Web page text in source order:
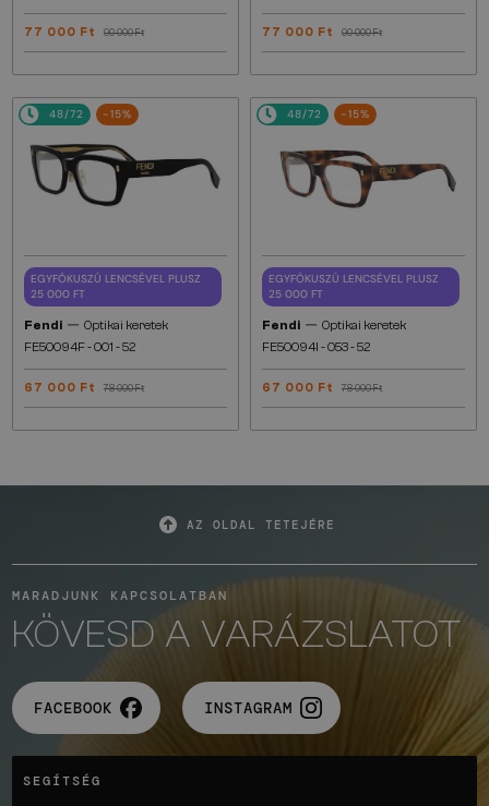
77 000 Ft 90 000 Ft 77 000 Ft 90 000 Ft
48/72 -15%
EGYFÓKUSZÚ LENCSÉVEL PLUSZ
25 000 FT
Fendi — Optikai keretek
FE50094F - 001 - 52
67 000 Ft 78 000 Ft
48/72 -15%
EGYFÓKUSZÚ LENCSÉVEL PLUSZ
25 000 FT
Fendi — Optikai keretek
FE50094I - 053 - 52
67 000 Ft 78 000 Ft
AZ OLDAL TETEJÉRE
MARADJUNK KAPCSOLATBAN
KÖVESD A VARÁZSLATOT
FACEBOOK INSTAGRAM
SEGÍTSÉG